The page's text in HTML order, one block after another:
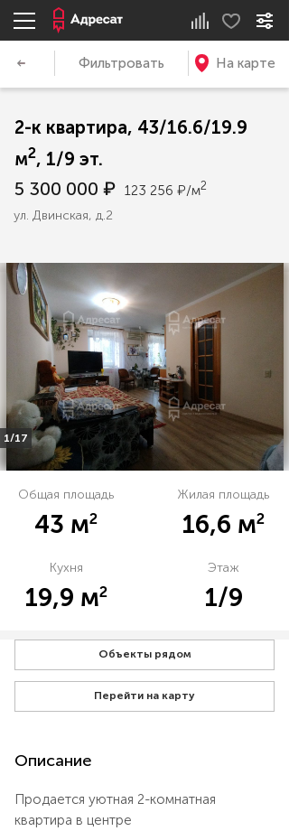
Фильтровать На карте
2-к квартира, 43/16.6/19.9
м2, 1/9 эт.
5 300 000 ₽ 123 256 ₽/м2
ул. Двинская, д.2
1/17
Общая площадь
43 м2
Жилая площадь
16,6 м2
Кухня
19,9 м2
Этаж
1/9
Объекты рядом
Перейти на карту
Описание
Продается уютная 2-комнатная
квартира в центре